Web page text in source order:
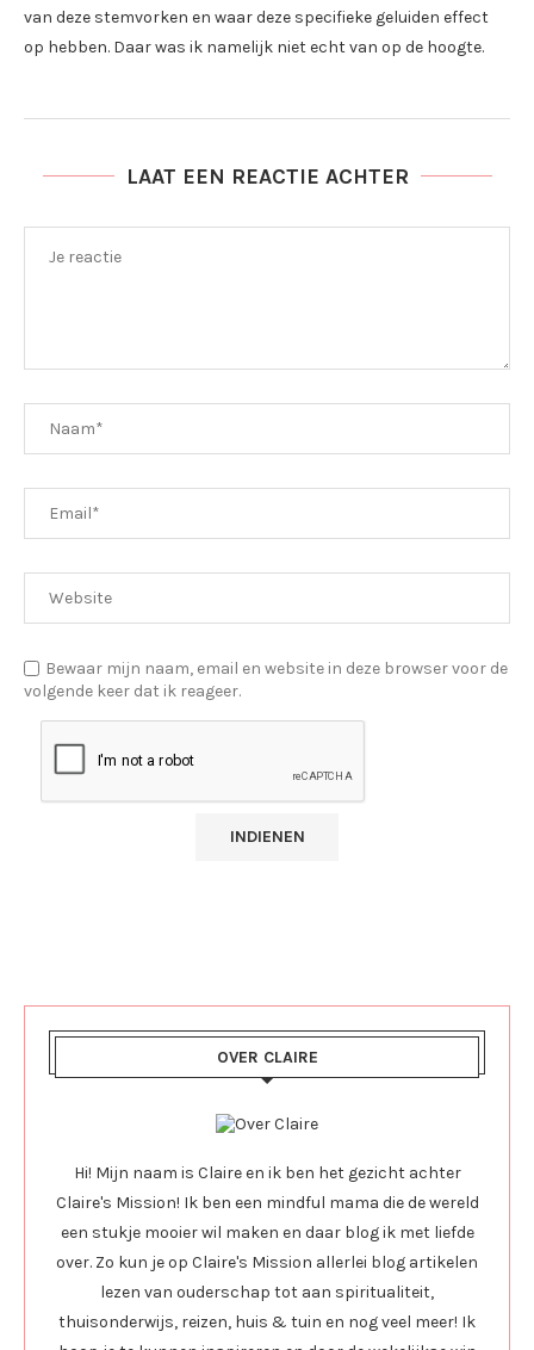
van deze stemvorken en waar deze specifieke geluiden effect
op hebben. Daar was ik namelijk niet echt van op de hoogte.
LAAT EEN REACTIE ACHTER
Bewaar mijn naam, email en website in deze browser voor de
volgende keer dat ik reageer.
OVER CLAIRE
Hi! Mijn naam is Claire en ik ben het gezicht achter
Claire's Mission! Ik ben een mindful mama die de wereld
een stukje mooier wil maken en daar blog ik met liefde
over. Zo kun je op Claire's Mission allerlei blog artikelen
lezen van ouderschap tot aan spiritualiteit,
thuisonderwijs, reizen, huis & tuin en nog veel meer! Ik